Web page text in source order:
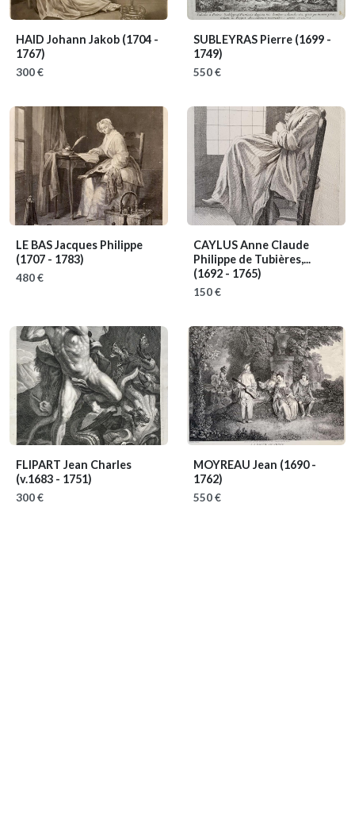
HAID Johann Jakob (1704 -
1767)
300 €
SUBLEYRAS Pierre (1699 -
1749)
550 €
LE BAS Jacques Philippe
(1707 - 1783)
480 €
CAYLUS Anne Claude
Philippe de Tubières,...
(1692 - 1765)
150 €
FLIPART Jean Charles
(v.1683 - 1751)
300 €
MOYREAU Jean (1690 -
1762)
550 €